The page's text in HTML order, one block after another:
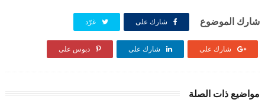
شارك الموضوع شارك على غرّد
شارك على شارك على دبوس على
مواضيع ذات الصلة